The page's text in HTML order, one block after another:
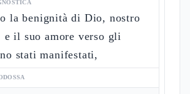
la benignità di Dio, nostro
e il suo amore verso gli
stati manifestati,